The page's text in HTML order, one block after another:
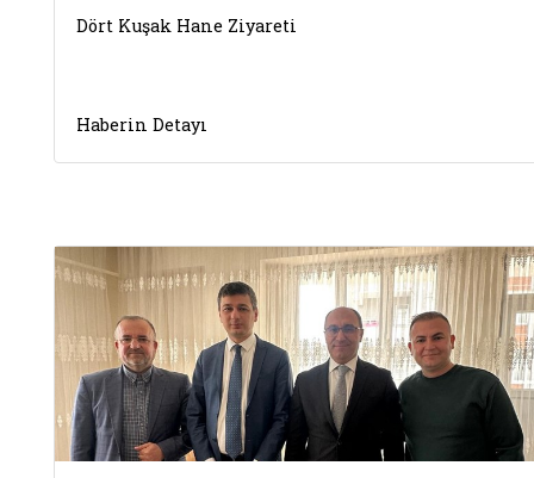
Dört Kuşak Hane Ziyareti
Haberin Detayı